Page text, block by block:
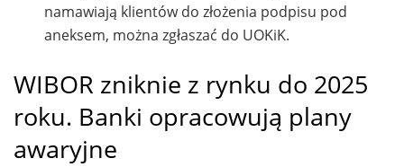
namawiają klientów do złożenia podpisu pod
aneksem, można zgłaszać do UOKiK.
WIBOR zniknie z rynku do 2025
roku. Banki opracowują plany
awaryjne